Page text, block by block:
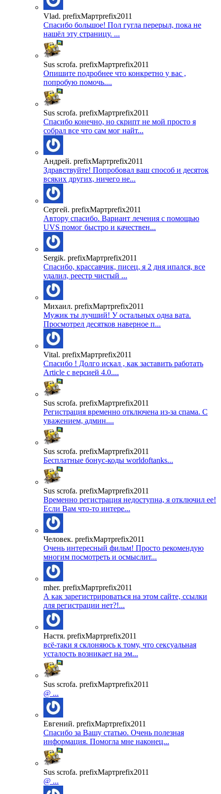
Vlad. prefixМартprefix2011
Спасибо большое! Пол гугла перерыл, пока не
нашёл эту страницу. ...
Sus scrofa. prefixМартprefix2011
Опишите подробнее что конкретно у вас ,
попробую помочь....
Sus scrofa. prefixМартprefix2011
Спасибо конечно, но скрипт не мой просто я
собрал все что сам мог найт...
Андрей. prefixМартprefix2011
Здравствуйте! Попробовал ваш способ и десяток
всяких других, ничего не...
Сергей. prefixМартprefix2011
Автору спасибо. Вариант лечения с помощью
UVS помог быстро и качествен...
Sergik. prefixМартprefix2011
Спасибо, крассавчик, писец, я 2 дня ипался, все
удалил, реестр чистый ...
Михаил. prefixМартprefix2011
Мужик ты лучший! У остальных одна вата.
Просмотрел десятков наверное п...
Vital. prefixМартprefix2011
Спасибо ! Долго искал , как заставить работать
Article с версией 4.0....
Sus scrofa. prefixМартprefix2011
Регистрация временно отключена из-за спама. С
уважением, админ....
Sus scrofa. prefixМартprefix2011
Бесплатные бонус-коды worldoftanks...
Sus scrofa. prefixМартprefix2011
Временно регистрация недоступна, я отключил ее!
Если Вам что-то интере...
Человек. prefixМартprefix2011
Очень интересный фильм! Просто рекомендую
многим посмотреть и осмыслит...
mher. prefixМартprefix2011
А как зарегистрироваться на этом сайте, ссылки
для регистрации нет?!...
Настя. prefixМартprefix2011
всё-таки я склоняюсь к тому, что сексуальная
усталость возникает на эм...
Sus scrofa. prefixМартprefix2011
@ ...
Евгений. prefixМартprefix2011
Спасибо за Вашу статью. Очень полезная
информация. Помогла мне наконец...
Sus scrofa. prefixМартprefix2011
@ ...